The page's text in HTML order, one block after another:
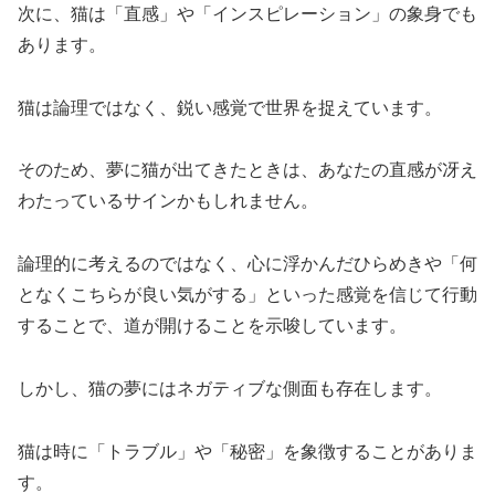
次に、猫は「直感」や「インスピレーション」の象身でも
あります。
猫は論理ではなく、鋭い感覚で世界を捉えています。
そのため、夢に猫が出てきたときは、あなたの直感が冴え
わたっているサインかもしれません。
論理的に考えるのではなく、心に浮かんだひらめきや「何
となくこちらが良い気がする」といった感覚を信じて行動
することで、道が開けることを示唆しています。
しかし、猫の夢にはネガティブな側面も存在します。
猫は時に「トラブル」や「秘密」を象徴することがありま
す。